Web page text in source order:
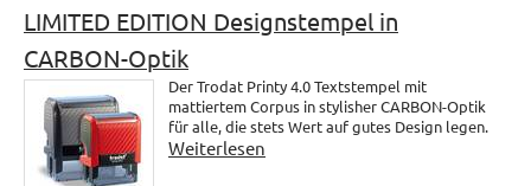
LIMITED EDITION Designstempel in
CARBON-Optik
Der Trodat Printy 4.0 Textstempel mit
mattiertem Corpus in stylisher CARBON-Optik
für alle, die stets Wert auf gutes Design legen.
Weiterlesen